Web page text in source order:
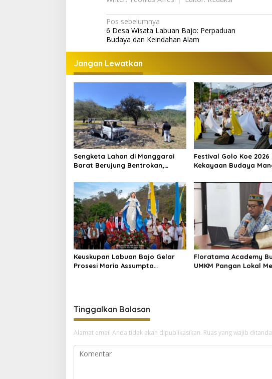
Navigasi
pos
Pos sebelumnya
6 Desa Wisata Labuan Bajo: Perpaduan
Budaya dan Keindahan Alam
Jangan Lewatkan
Sengketa Lahan di Manggarai
Barat Berujung Bentrokan,
Festival Golo Koe 2026
Kekayaan Budaya
Keuskupan Labuan Bajo Gelar
Prosesi Maria Assumpta
Floratama Academy
UMKM Pangan Lokal
Tinggalkan Balasan
Alamat email Anda tidak akan dipublikasikan. Ruas yang wajib